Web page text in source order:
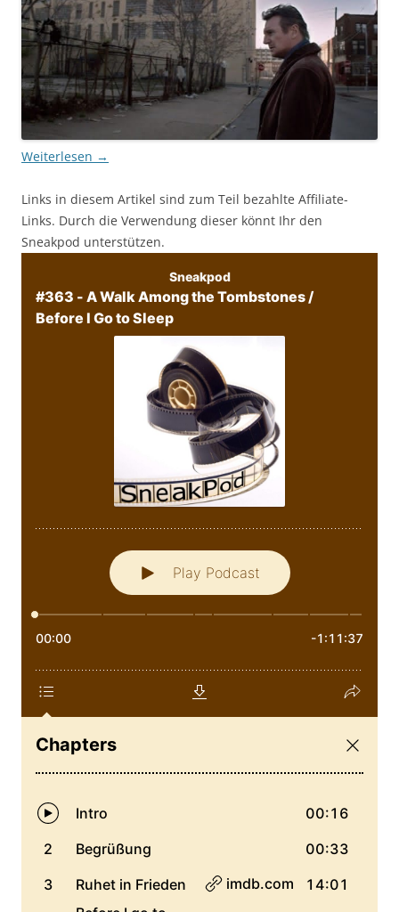
Weiterlesen →
Links in diesem Artikel sind zum Teil bezahlte Affiliate-
Links. Durch die Verwendung dieser könnt Ihr den
Sneakpod unterstützen.